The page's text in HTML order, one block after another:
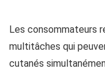
Les consommateurs
multitâches qui
cutanés